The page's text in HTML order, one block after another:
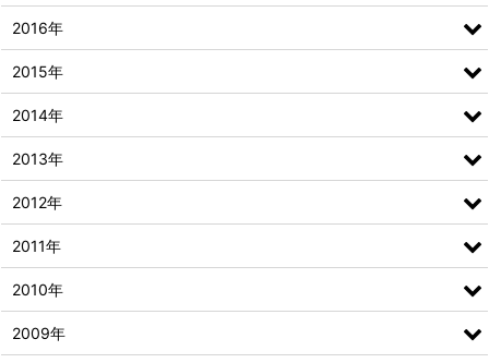
2016年
2015年
2014年
2013年
2012年
2011年
2010年
2009年